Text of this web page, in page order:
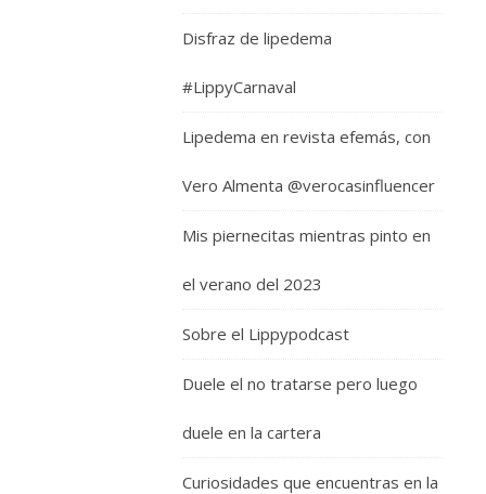
Disfraz de lipedema
#LippyCarnaval
Lipedema en revista efemás, con
Vero Almenta @verocasinfluencer
Mis piernecitas mientras pinto en
el verano del 2023
Sobre el Lippypodcast
Duele el no tratarse pero luego
duele en la cartera
Curiosidades que encuentras en la